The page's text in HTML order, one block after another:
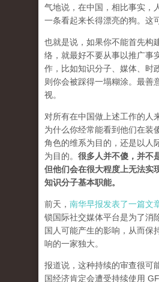
气地说，在中国，相比事实，
一条看起来长得漂亮的狗。这
也就是说，如果你不能首先构
络，就最好不要从事以推广事
作，比如知识分子、媒体、时
则你会被踩得一塌糊涂。最善
视。
对所有在中国做上述工作的人
为什么你经常能看到他们在装
角色的维系为目的，还是以人
为目的。 很多人并不傻，并不
但他们会在很大程度上无法实
知识分子基本职能。
前天， 南华早报发表了一篇文
锁国际社交媒体平台是为了消
国人可能产生的影响，从而保
响的一家独大。
报道说，这种持续的审查很可
国经济肯定会遭受持续使用